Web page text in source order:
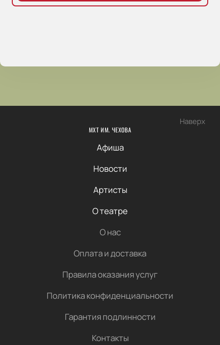
Наверх
МХТ ИМ. ЧЕХОВА
Афиша
Новости
Артисты
О театре
О нас
Оплата и доставка
Правила оказания услуг
Политика конфиденциальности
Гарантия подлинности
Контакты